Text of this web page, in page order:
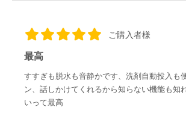
ご購入者様
最高
すすぎも脱水も音静かです、洗剤自動投入も
ン、話しかけてくれるから知らない機能も知
いって最高